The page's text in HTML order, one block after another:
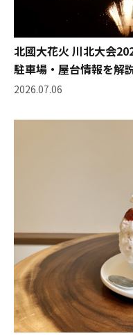
北國大花火 川北大会
駐車場・屋台情報を解
2026.07.06